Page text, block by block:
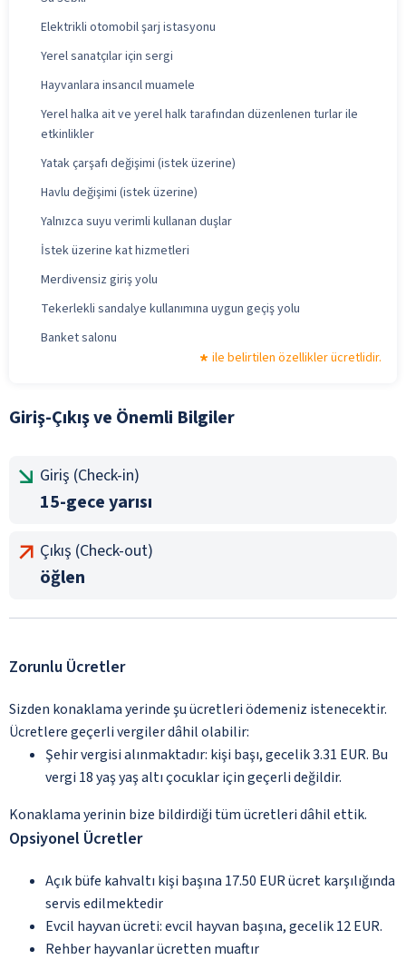
Elektrikli otomobil şarj istasyonu
Yerel sanatçılar için sergi
Hayvanlara insancıl muamele
Yerel halka ait ve yerel halk tarafından düzenlenen turlar ile
etkinlikler
Yatak çarşafı değişimi (istek üzerine)
Havlu değişimi (istek üzerine)
Yalnızca suyu verimli kullanan duşlar
İstek üzerine kat hizmetleri
Merdivensiz giriş yolu
Tekerlekli sandalye kullanımına uygun geçiş yolu
Banket salonu
ile belirtilen özellikler ücretlidir.
Giriş-Çıkış ve Önemli Bilgiler
Giriş (Check-in)
15-gece yarısı
Çıkış (Check-out)
öğlen
Zorunlu Ücretler
Sizden konaklama yerinde şu ücretleri ödemeniz istenecektir.
Ücretlere geçerli vergiler dâhil olabilir:
Şehir vergisi alınmaktadır: kişi başı, gecelik 3.31 EUR. Bu
vergi 18 yaş yaş altı çocuklar için geçerli değildir.
Konaklama yerinin bize bildirdiği tüm ücretleri dâhil ettik.
Opsiyonel Ücretler
Açık büfe kahvaltı kişi başına 17.50 EUR ücret karşılığında
servis edilmektedir
Evcil hayvan ücreti: evcil hayvan başına, gecelik 12 EUR.
Rehber hayvanlar ücretten muaftır